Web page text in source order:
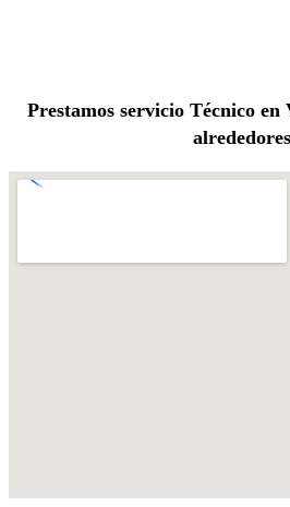
Prestamos servicio Técnico en